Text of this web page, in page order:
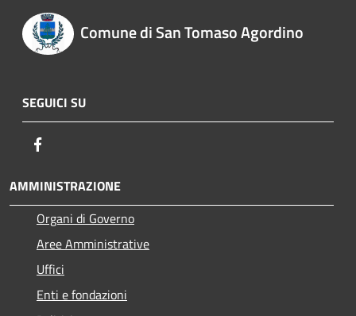
Comune di San Tomaso Agordino
SEGUICI SU
AMMINISTRAZIONE
Organi di Governo
Aree Amministrative
Uffici
Enti e fondazioni